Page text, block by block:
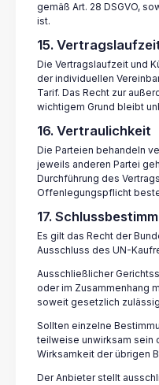
gemäß Art. 28 DSGVO,
ist.
15.
Die Vertragslaufzeit und
der individuellen
Tarif. Das Recht zur
wichtigem Grund bleibt
16. Vertraulichkeit
Die Parteien behandeln
jeweils anderen Partei
Durchführung des
Offenlegungspflicht
17.
Es gilt das Recht der
Ausschluss des UN-
Ausschließlicher
oder im Zusammenhang
soweit gesetzlich
Sollten einzelne
teilweise unwirksam sein
Wirksamkeit der übrigen
Der Anbieter stellt